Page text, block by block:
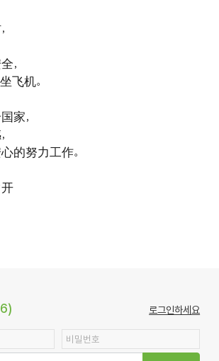
，
飞机。
家，
的努力工作。
로그인하세요